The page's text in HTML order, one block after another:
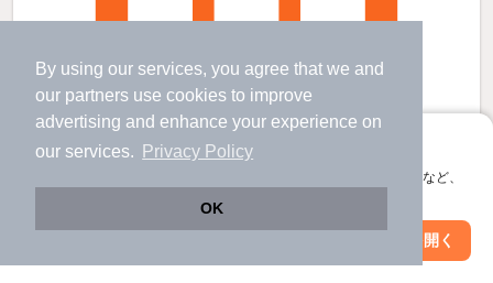
By using our services, you agree that we and
our partners use cookies to improve
advertising and enhance your experience on
our services.
Privacy Policy
OK
アプリに切り替えて、サクサクお部屋探し
会員登録なしですぐ使える。マップ検索やお気に入り保存など、
アプリを開く
LECOCON上飯田の賃貸物件
絞り込み条件を変更